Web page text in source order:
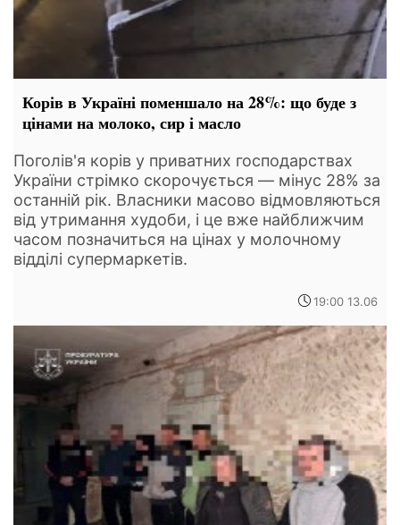
Корів в Україні поменшало на 28%: що буде з
цінами на молоко, сир і масло
Поголів'я корів у приватних господарствах
України стрімко скорочується — мінус 28% за
останній рік. Власники масово відмовляються
від утримання худоби, і це вже найближчим
часом позначиться на цінах у молочному
відділі супермаркетів.
19:00 13.06